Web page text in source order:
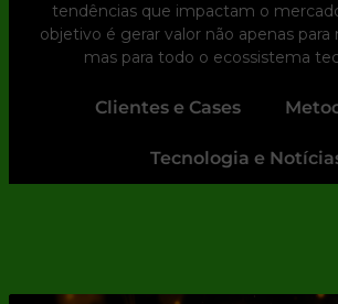
tendências que impactam o
objetivo é gerar valor não apenas para
mas para todo o ecossistema
Clientes e Cases
Tecnologia e